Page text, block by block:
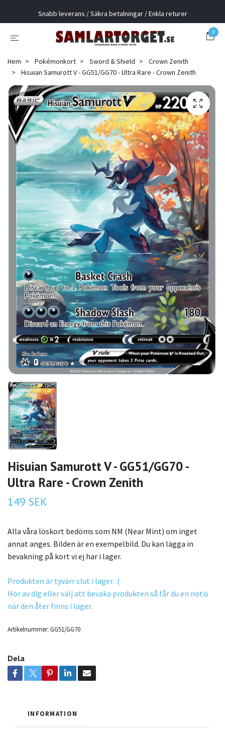
Snabb leverans / Säkra betalningar / Enkla returer
0
Hem Pokémonkort Sword & Shield
Crown Zenith
Hisuian Samurott V - GG51/GG70 - Ultra Rare - Crown Zenith
Hisuian Samurott V - GG51/GG70 -
Ultra Rare - Crown Zenith
149 SEK
Alla våra löskort bedöms som NM (Near Mint) om inget
annat anges. Bilden är en exempelbild. Du kan lägga in
bevakning på kort vi ej har i lager.
Produkten är tyvärr slut i lager. :(
Hör av dig eller välj att bevaka produkten så får du en notis
när den åter finns i lager.
Artikelnummer: GG51/GG70
Dela
INFORMATION